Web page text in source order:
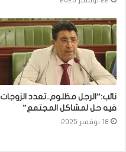
نائب:”الرجل مظلوم..تعدد الزوجات
فيه حل لمشاكل المجتمع”
18 نوفمبر 2025